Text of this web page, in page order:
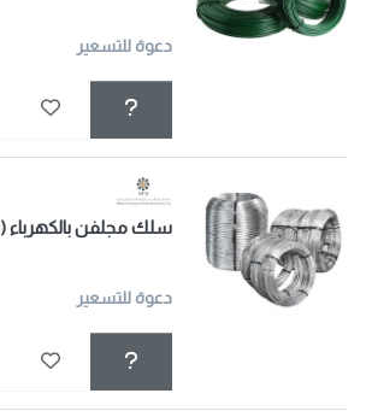
دعوة للتسعير
سلك مجلفن بالكهرباء (ELG)
دعوة للتسعير